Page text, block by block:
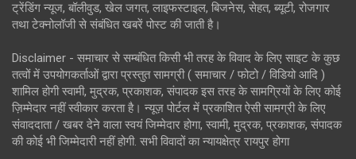
ट्रेंडिंग न्यूज, बॉलीवुड, खेल जगत, लाइफस्टाइल, बिजनेस, सेहत, ब्यूटी, रोजगार
तथा टेक्नोलॉजी से संबंधित खबरें पोस्ट की जाती है।
Disclaimer - समाचार से सम्बंधित किसी भी तरह के विवाद के लिए साइट के कुछ
तत्वों में उपयोगकर्ताओं द्वारा प्रस्तुत सामग्री ( समाचार / फोटो / विडियो आदि )
शामिल होगी स्वामी, मुद्रक, प्रकाशक, संपादक इस तरह के सामग्रियों के लिए कोई
ज़िम्मेदार नहीं स्वीकार करता है। न्यूज़ पोर्टल में प्रकाशित ऐसी सामग्री के लिए
संवाददाता / खबर देने वाला स्वयं जिम्मेदार होगा, स्वामी, मुद्रक, प्रकाशक, संपादक
की कोई भी जिम्मेदारी नहीं होगी. सभी विवादों का न्यायक्षेत्र रायपुर होगा